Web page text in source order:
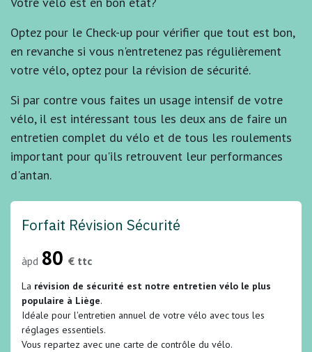
Optez pour le Check-up pour vérifier que tout est bon,
en revanche si vous n'entretenez pas régulièrement
votre vélo, optez pour la révision de sécurité.
Si par contre vous faites un usage intensif de votre
vélo, il est intéressant tous les deux ans de faire un
entretien complet du vélo et de tous les roulements
important pour qu'ils retrouvent leur performances
d'antan.
Forfait Révision​ Sécurité
àpd 80 € ttc
La révision de sécurité est notre entretien vélo le plus
populaire à Liège.
Idéale pour l'entretien annuel de votre vélo avec tous les
réglages essentiels.
Vous repartez avec une carte de contrôle du vélo.